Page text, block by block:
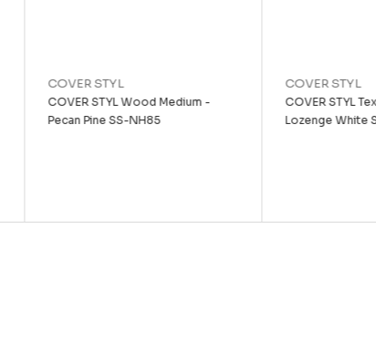
COVER STYL
COVER STYL Wood Medium -
Pecan Pine SS-NH85
COVER STYL
COVER STYL
Lozenge White